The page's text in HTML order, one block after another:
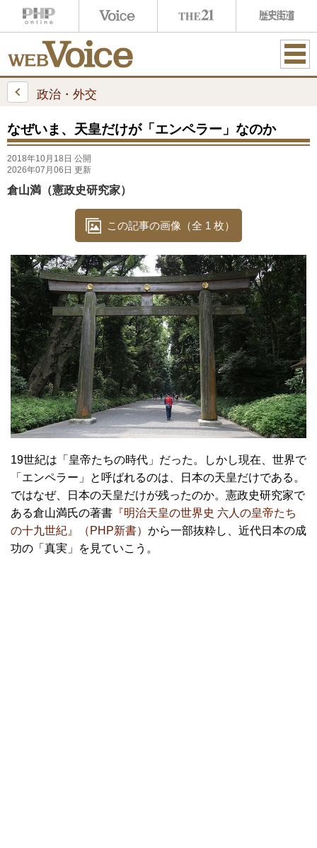
ME
政治・外交
なぜいま、天皇だけが「エンペラー」なのか
2018年10月18日 公開
2026年07月06日 更新
倉山満（憲政史研究家）
この記事の画像（全 1 枚）
19世紀は「皇帝たちの時代」だった。しかし現在、世界で
「エンペラー」と呼ばれるのは、日本の天皇だけである。
ではなぜ、日本の天皇だけが残ったのか。憲政史研究家で
ある倉山満氏の著書 『明治天皇の世界史 六人の皇帝たち
の十九世紀』（PHP新書） から一部抜粋し、近代日本の成
功の「真実」を見ていこう。